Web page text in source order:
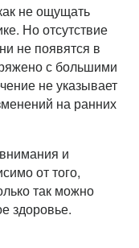
не ощущать
Но отсутствие
не появятся в
с большими
не указывает
на ранних
и
от того,
так можно
здоровье.